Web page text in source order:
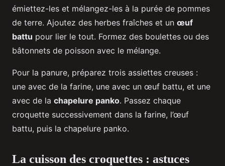
émiettez-les et mélangez-les à la purée de pommes
de terre. Ajoutez des herbes fraîches et un œuf
battu pour lier le tout. Formez des boulettes ou des
bâtonnets de poisson avec le mélange.
Pour la panure, préparez trois assiettes creuses :
une avec de la farine, une avec un œuf battu, et une
avec de la chapelure panko. Passez chaque
croquette successivement dans la farine, l’œuf
battu, puis la chapelure panko.
La cuisson des croquettes : astuces